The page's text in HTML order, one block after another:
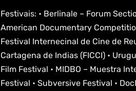
Festivais: • Berlinale – Forum
American Documentary
Festival Internecinal de Cine de
Cartagena de Indias (FICCI) •
Film Festival • MIDBO – Muestra
Festival • Subversive Festival •